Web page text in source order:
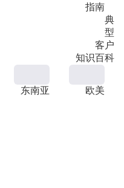
指南
典
型
客户
知识百科
东南亚 欧美